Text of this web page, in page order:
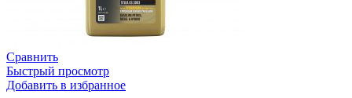
Сравнить
Быстрый просмотр
Добавить в избранное